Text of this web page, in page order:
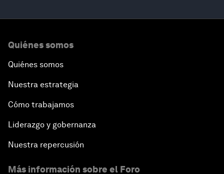
Quiénes somos
Quiénes somos
Nuestra estrategia
Cómo trabajamos
Liderazgo y gobernanza
Nuestra repercusión
Más información sobre el Foro